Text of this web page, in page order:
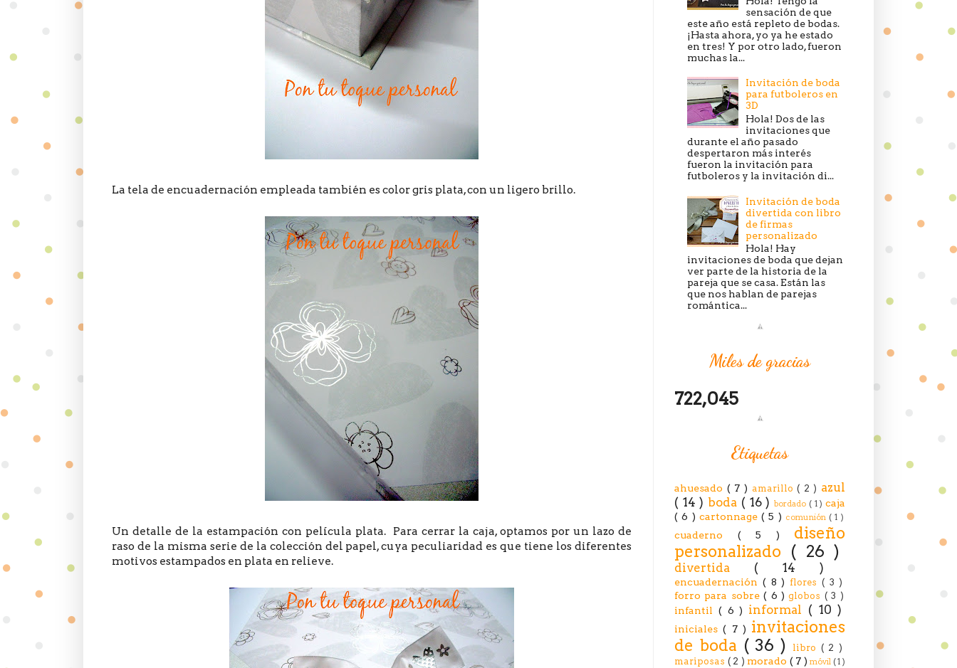
La tela de encuadernación empleada también es color gris plata, con un ligero brillo.
Un detalle de la estampación con película plata. Para cerrar la caja, optamos por un lazo de
raso de la misma serie de la colección del papel, cuya peculiaridad es que tiene los diferentes
motivos estampados en plata en relieve.
sensación de que
este año está repleto de bodas.
¡Hasta ahora, yo ya he estado
en tres! Y por otro lado, fueron
muchas la...
Invitación de boda
para futboleros en
3D
Hola! Dos de las
invitaciones que
durante el año pasado
despertaron más interés
fueron la invitación para
futboleros y la invitación di...
Invitación de boda
divertida con libro
de firmas
personalizado
Hola! Hay
invitaciones de boda que dejan
ver parte de la historia de la
pareja que se casa. Están las
que nos hablan de parejas
romántica...
Miles de gracias
722,045
Etiquetas
ahuesado ( 7 ) amarillo( 2 ) azul
( 14 ) boda ( 16 )bordado ( 1 )caja
( 6 ) cartonnage( 5 ) comunión ( 1 )
cuaderno ( 5 ) diseño
personalizado ( 26 )
divertida ( 14 )
encuadernación ( 8 ) flores ( 3 )
forro para sobre( 6 )globos ( 3 )
infantil ( 6 ) informal ( 10 )
iniciales( 7 ) invitaciones
de boda ( 36 ) libro ( 2 )
mariposas ( 2 ) morado ( 7 ) móvil ( 1 )